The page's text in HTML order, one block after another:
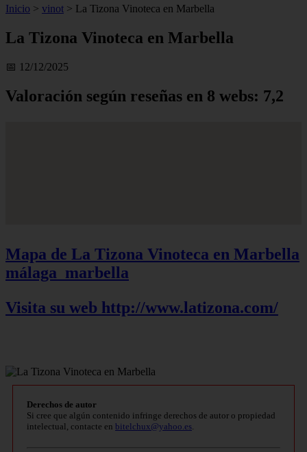
Inicio > vinot > La Tizona Vinoteca en Marbella
La Tizona Vinoteca en Marbella
📅 12/12/2025
Valoración según reseñas en 8 webs: 7,2
Mapa de La Tizona Vinoteca en Marbella
málaga_marbella
Visita su web http://www.latizona.com/
Derechos de autor
Si cree que algún contenido infringe derechos de autor o propiedad
intelectual, contacte en bitelchux@yahoo.es